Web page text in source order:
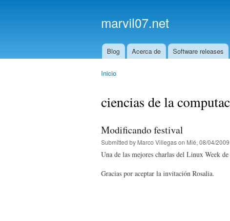
marvil07.net
Main menu
Blog Acerca de Software releases
Inicio
ciencias de la
Modificando festival
Submitted by Marco Villegason Mié, 08/04/
Una de las mejores charlas del Linux Week
Gracias por aceptar la invitación Rosalia.